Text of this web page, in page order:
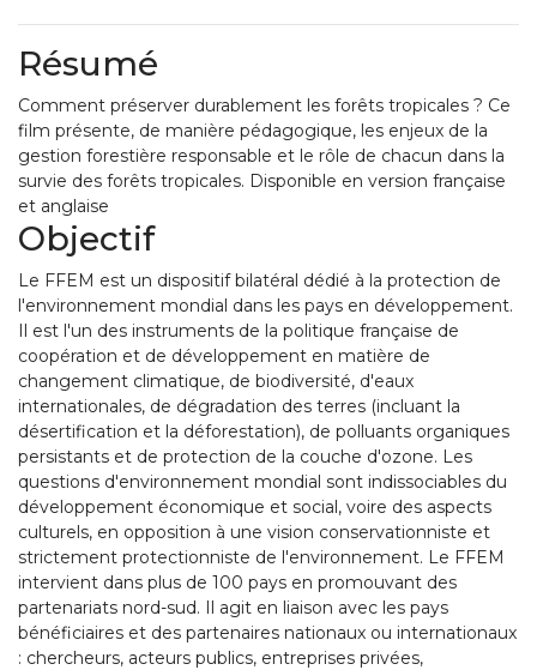
Résumé
Comment préserver durablement les forêts tropicales ? Ce
film présente, de manière pédagogique, les enjeux de la
gestion forestière responsable et le rôle de chacun dans la
survie des forêts tropicales. Disponible en version française
et anglaise
Objectif
Le FFEM est un dispositif bilatéral dédié à la protection de
l'environnement mondial dans les pays en développement.
Il est l'un des instruments de la politique française de
coopération et de développement en matière de
changement climatique, de biodiversité, d'eaux
internationales, de dégradation des terres (incluant la
désertification et la déforestation), de polluants organiques
persistants et de protection de la couche d'ozone. Les
questions d'environnement mondial sont indissociables du
développement économique et social, voire des aspects
culturels, en opposition à une vision conservationniste et
strictement protectionniste de l'environnement. Le FFEM
intervient dans plus de 100 pays en promouvant des
partenariats nord-sud. Il agit en liaison avec les pays
bénéficiaires et des partenaires nationaux ou internationaux
: chercheurs, acteurs publics, entreprises privées,